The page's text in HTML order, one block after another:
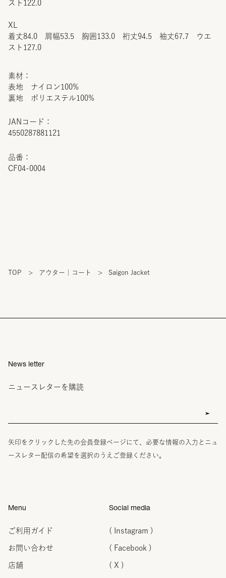
JANコード：
4550287881121
品番：
CF04-0004
スト122.0
XL
着丈84.0 肩幅53.5 胸囲133.0 裄丈94.5 袖丈67.7 ウエ
スト127.0
素材：
表地 ナイロン100%
裏地 ポリエステル100%
TOP > アウター｜コート > Saigon Jacket
News letter
ニュースレターを購読
矢印をクリックした先の会員登録ページにて、必要な情報の入力とニュ
ースレター配信の希望を選択のうえご登録ください。
Menu
ご利用ガイド
お問い合わせ
店舗
Social media
( Instagram )
( Facebook )
( X )